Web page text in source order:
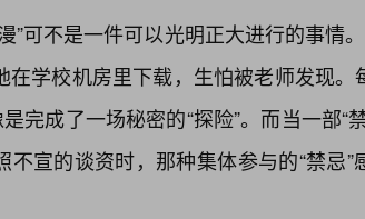
”可不是一件可以光明正大进行的事情
在学校机房里下载，生怕被老师发现
完成了一场秘密的“探险”。而当一部“
不宣的谈资时，那种集体参与的“禁忌